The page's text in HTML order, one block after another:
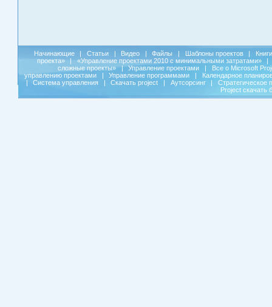
Начинающие | Статьи | Видео | Файлы | Шаблоны проектов |
Книги
проекта»
| «Управление проектами 2010 с минимальными затратами»
|
сложные проекты»
| Управление проектами |
Все о Microsoft
управлению проектами
| Управление программами |
Календарное
|
Система управления | Скачать project | Аутсорсинг |
Стратегическое
Project скачать